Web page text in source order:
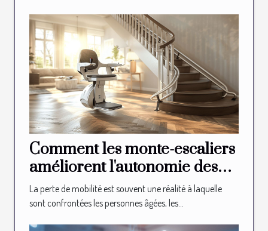
Comment les monte-escaliers
améliorent l'autonomie des
seniors
La perte de mobilité est souvent une réalité à laquelle
sont confrontées les personnes âgées, les...